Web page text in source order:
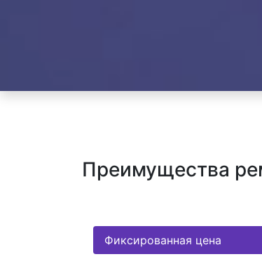
Преимущества
Фиксированная цена